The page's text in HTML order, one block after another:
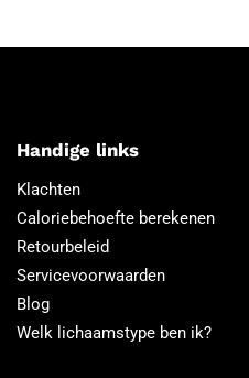
Handige links
Klachten
Caloriebehoefte berekenen
Retourbeleid
Servicevoorwaarden
Blog
Welk lichaamstype ben ik?